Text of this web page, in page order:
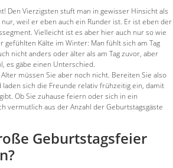
Den Vierzigsten stuft man in gewisser Hinsicht als
weil er eben auch ein Runder ist. Er ist eben der
Vielleicht ist es aber hier auch nur so wie
gefühlten Kälte im Winter: Man fühlt sich am Tag
nicht anders oder älter als am Tag zuvor, aber
es gäbe einen Unterschied.
müssen Sie aber noch nicht. Bereiten Sie also
sich die Freunde relativ frühzeitig ein, damit
Ob Sie zuhause feiern oder sich in ein
vermutlich aus der Anzahl der Geburtstagsgäste
Geburtstagsfeier